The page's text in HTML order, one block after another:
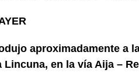
aproximadamente a
Lincuna, en la vía Aija –